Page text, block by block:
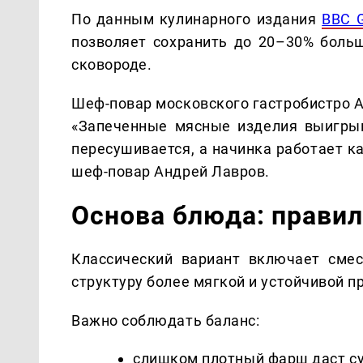
По данным кулинарного издания BBC
позволяет сохранить до 20–30%
сковороде.
Шеф-повар московского гастробистро
«Запеченные мясные изделия
пересушивается, а начинка работает
шеф-повар Андрей Лавров.
Основа блюда:
Классический вариант включает
структуру более мягкой и устойчивой
Важно соблюдать баланс:
слишком плотный фарш даст